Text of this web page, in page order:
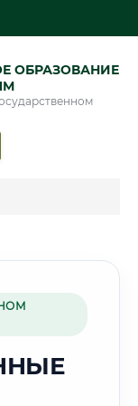
ОБРАЗОВАНИЕ